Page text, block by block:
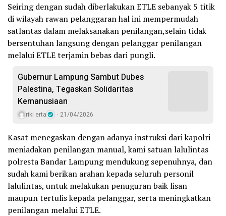
Seiring dengan sudah diberlakukan ETLE sebanyak 5 titik
di wilayah rawan pelanggaran hal ini mempermudah
satlantas dalam melaksanakan penilangan,selain tidak
bersentuhan langsung dengan pelanggar penilangan
melalui ETLE terjamin bebas dari pungli.
Gubernur Lampung Sambut Dubes
Palestina, Tegaskan Solidaritas
Kemanusiaan
riki erta 21/04/2026
Kasat menegaskan dengan adanya instruksi dari kapolri
meniadakan penilangan manual, kami satuan lalulintas
polresta Bandar Lampung mendukung sepenuhnya, dan
sudah kami berikan arahan kepada seluruh personil
lalulintas, untuk melakukan penuguran baik lisan
maupun tertulis kepada pelanggar, serta meningkatkan
penilangan melalui ETLE.